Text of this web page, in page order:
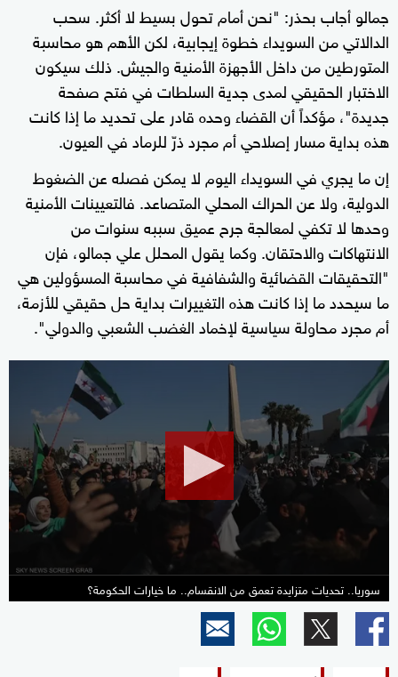
جمالو أجاب بحذر: "نحن أمام تحول بسيط لا أكثر. سحب
الدالاتي من السويداء خطوة إيجابية، لكن الأهم هو محاسبة
المتورطين من داخل الأجهزة الأمنية والجيش. ذلك سيكون
الاختبار الحقيقي لمدى جدية السلطات في فتح صفحة
جديدة"، مؤكداً أن القضاء وحده قادر على تحديد ما إذا كانت
هذه بداية مسار إصلاحي أم مجرد ذرّ للرماد في العيون.
إن ما يجري في السويداء اليوم لا يمكن فصله عن الضغوط
الدولية، ولا عن الحراك المحلي المتصاعد. فالتعيينات الأمنية
وحدها لا تكفي لمعالجة جرح عميق سببه سنوات من
الانتهاكات والاحتقان. وكما يقول المحلل علي جمالو، فإن
"التحقيقات القضائية والشفافية في محاسبة المسؤولين هي
ما سيحدد ما إذا كانت هذه التغييرات بداية حل حقيقي للأزمة،
أم مجرد محاولة سياسية لإخماد الغضب الشعبي والدولي".
minutes,
24
seconds
سوريا.. تحديات متزايدة تعمق من الانقسام.. ما خيارات الحكومة؟